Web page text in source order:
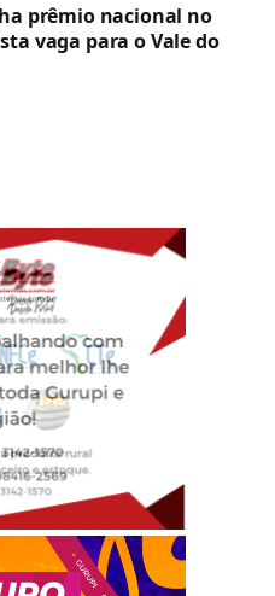
prêmio nacional no
vaga para o Vale do